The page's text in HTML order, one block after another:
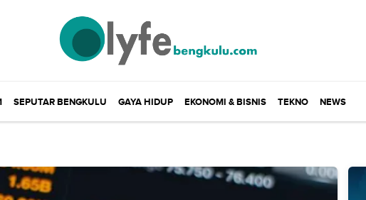
SEPUTAR BENGKULU GAYA HIDUP EKONOMI & BISNIS TEKNO NEWS